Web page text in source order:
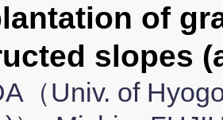
of
slopes
（Univ. of